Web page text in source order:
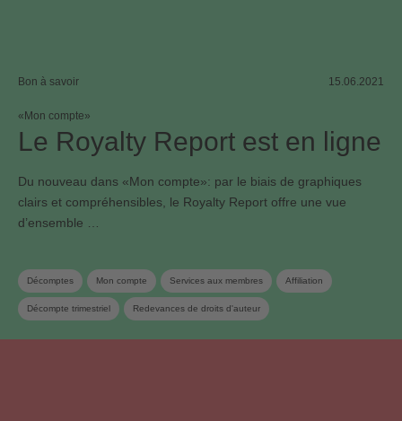
Bon à savoir 15.06.2021
«Mon compte»
Le Royalty Report est en ligne
Du nouveau dans «Mon compte»: par le biais de graphiques
clairs et compréhensibles, le Royalty Report offre une vue
d’ensemble …
Décomptes Mon compte Services aux membres Affiliation
Décompte trimestriel Redevances de droits d'auteur